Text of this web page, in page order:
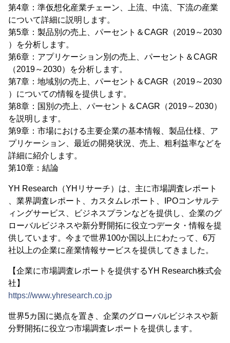
第4章：準仮想化産業チェーン、上流、中流、下流の産業
について詳細に説明します。
第5章：製品別の売上、パーセント＆CAGR（2019～2030
）を分析します。
第6章：アプリケーション別の売上、パーセント＆CAGR
（2019～2030）を分析します。
第7章：地域別の売上、パーセント＆CAGR（2019～2030
）についての情報を提供します。
第8章：国別の売上、パーセント＆CAGR（2019～2030）
を説明します。
第9章：市場における主要企業の基本情報、製品仕様、ア
プリケーション、最近の開発状況、売上、粗利益率などを
詳細に紹介します。
第10章：結論
YH Research（YHリサーチ）は、主に市場調査レポート
、業界調査レポート、カスタムレポート、IPOコンサルテ
ィングサービス、ビジネスプランなどを提供し、企業のグ
ローバルビジネスや新分野開拓に役立つデータ・情報を提
供しています。今まで世界100か国以上にわたって、6万
社以上の企業に産業情報サービスを提供してきました。
【企業に市場調査レポートを提供するYH Research株式会
社】
https://www.yhresearch.co.jp
世界5カ国に拠点を置き、企業のグローバルビジネスや新
分野開拓に役立つ市場調査レポートを提供します。